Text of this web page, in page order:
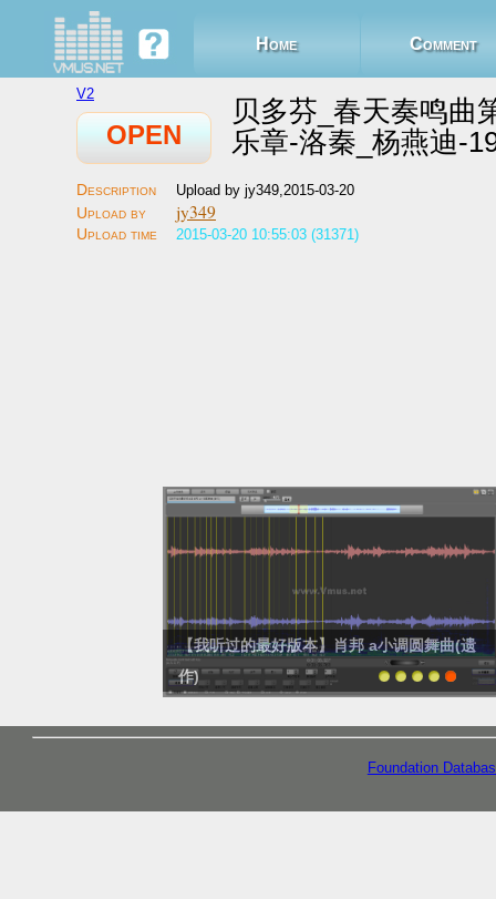
Home Comment
OPEN
V2
贝多芬_春天奏鸣曲
乐章-洛秦_杨燕迪-
Upload by jy349,2015-03-20
jy349
2015-03-20 10:55:03 (31371)
【我听过的最好版本】肖邦 a小调圆舞曲(遗
作)
Foundation